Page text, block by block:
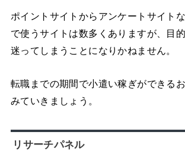
ポイントサイトからアンケートサイト
で使うサイトは数多くありますが、目
迷ってしまうことになりかねません。
転職までの期間で小遣い稼ぎができる
みていきましょう。
リサーチパネル